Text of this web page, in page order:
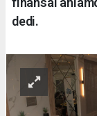
dedi.